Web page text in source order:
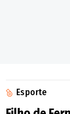
Esporte